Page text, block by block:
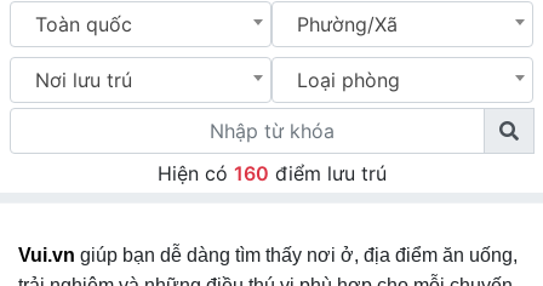
Toàn quốc Phường/Xã
Nơi lưu trú Loại phòng
Hiện có 160 điểm lưu trú
Vui.vn giúp bạn dễ dàng tìm thấy nơi ở, địa điểm ăn uống,